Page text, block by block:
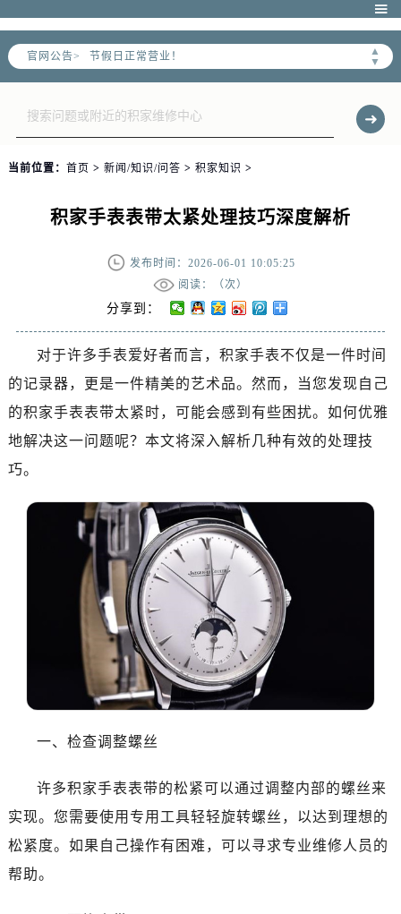

官网公告>
▲
▼
2026年6月北京市售后服务网络优化升级公告
2026年6月北京市官方售后客户服务热线：
北京市东城区东长安街1号东方广场写字楼W3座6层602室（需提前预约）
节假日正常营业！
当前位置： 首页 > 新闻/知识/问答 > 积家知识 >
积家手表表带太紧处理技巧深度解析
发布时间：2026-06-01 10:05:25
阅读：（次）
分享到：
对于许多手表爱好者而言，积家手表不仅是一件时间
的记录器，更是一件精美的艺术品。然而，当您发现自己
的积家手表表带太紧时，可能会感到有些困扰。如何优雅
地解决这一问题呢？本文将深入解析几种有效的处理技
巧。
一、检查调整螺丝
许多积家手表表带的松紧可以通过调整内部的螺丝来
实现。您需要使用专用工具轻轻旋转螺丝，以达到理想的
松紧度。如果自己操作有困难，可以寻求专业维修人员的
帮助。